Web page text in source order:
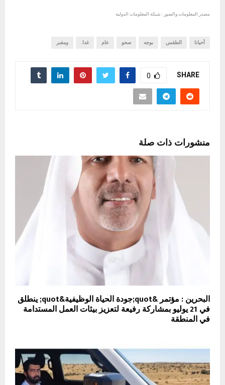
مصدر المعلومات والصور : شبكة المعلومات الدولية
أحيانا الطقس بوجه صحو عام غدا. ومغبر
SHARE
0
منشورات ذات صلة
البحرين : مؤتمر &quot;جودة الحياة الوظيفية&quot; ينطلق
في 21 يوليو بمشاركة رفيعة لتعزيز بيئات العمل المستدامة
في المنطقة